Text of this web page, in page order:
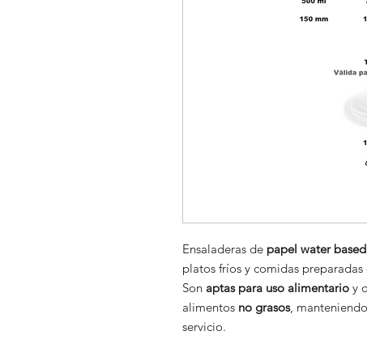
Ensaladeras de papel water based
platos fríos y comidas
Son aptas para uso alimentario y
alimentos no grasos,
servicio.